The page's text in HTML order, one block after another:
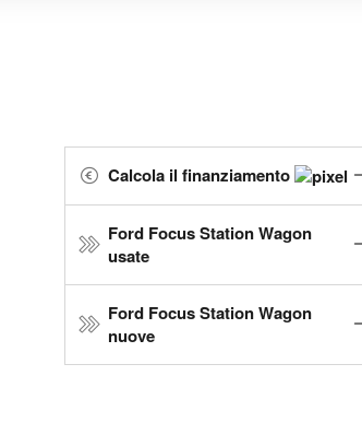
Calcola il finanziamento
Ford Focus Station Wagon
usate
Ford Focus Station Wagon
nuove